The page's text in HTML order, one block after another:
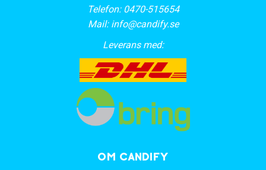
Telefon: 0470-515654
Mail: info@candify.se
Leverans med:
OM CANDIFY